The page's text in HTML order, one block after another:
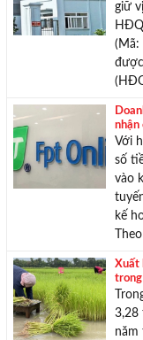
giữ
(Mã:
nhận
Với
số
vào
kế
Xuất
3,28
năm